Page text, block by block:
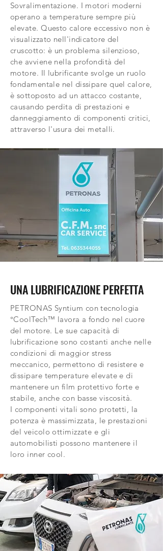
Sovralimentazione. I motori moderni
operano a temperature sempre più
elevate. Questo calore eccessivo non è
visualizzato nell'indicatore del
cruscotto: è un problema silenzioso,
che avviene nella profondità del
motore. Il lubrificante svolge un ruolo
fondamentale nel dissipare quel calore,
è sottoposto ad un attacco costante,
causando perdita di prestazioni e
danneggiamento di componenti critici,
attraverso l'usura dei metalli.
UNA LUBRIFICAZIONE PERFETTA
PETRONAS Syntium con tecnologia
°CoolTech™ lavora a fondo nel cuore
del motore. Le sue capacità di
lubrificazione sono costanti anche nelle
condizioni di maggior stress
meccanico, permettono di resistere e
dissipare temperature elevate e di
mantenere un film protettivo forte e
stabile, anche con basse viscosità.
I componenti vitali sono protetti, la
potenza è massimizzata, le prestazioni
del veicolo ottimizzate e gli
automobilisti possono mantenere il
loro inner cool.